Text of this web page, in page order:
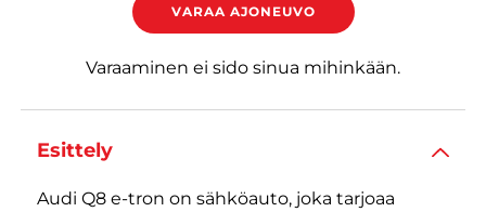
VARAA AJONEUVO
Varaaminen ei sido sinua mihinkään.
Esittely
Audi Q8 e-tron on sähköauto, joka tarjoaa